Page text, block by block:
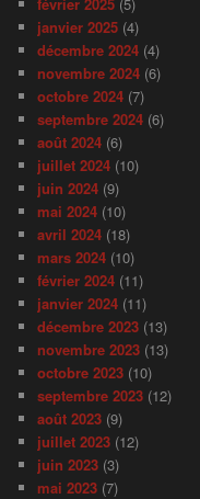
janvier 2025 (4)
décembre 2024 (4)
novembre 2024 (6)
octobre 2024 (7)
septembre 2024 (6)
août 2024 (6)
juillet 2024 (10)
juin 2024 (9)
mai 2024 (10)
avril 2024 (18)
mars 2024 (10)
février 2024 (11)
janvier 2024 (11)
décembre 2023 (13)
novembre 2023 (13)
octobre 2023 (10)
septembre 2023 (12)
août 2023 (9)
juillet 2023 (12)
juin 2023 (3)
mai 2023 (7)